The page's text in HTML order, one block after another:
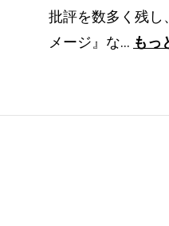
批評を数多く残し
メージ』な… もっ